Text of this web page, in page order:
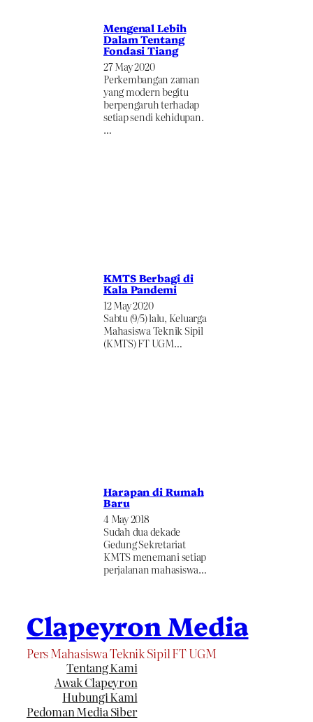
Mengenal Lebih
Dalam Tentang
Fondasi Tiang
27 May 2020
Perkembangan zaman
yang modern begitu
berpengaruh terhadap
setiap sendi kehidupan.
…
KMTS Berbagi di
Kala Pandemi
12 May 2020
Sabtu (9/5) lalu, Keluarga
Mahasiswa Teknik Sipil
(KMTS) FT UGM…
Harapan di Rumah
Baru
4 May 2018
Sudah dua dekade
Gedung Sekretariat
KMTS menemani setiap
perjalanan mahasiswa…
Clapeyron Media
Pers Mahasiswa Teknik Sipil FT UGM
Tentang Kami
Awak Clapeyron
Hubungi Kami
Pedoman Media Siber